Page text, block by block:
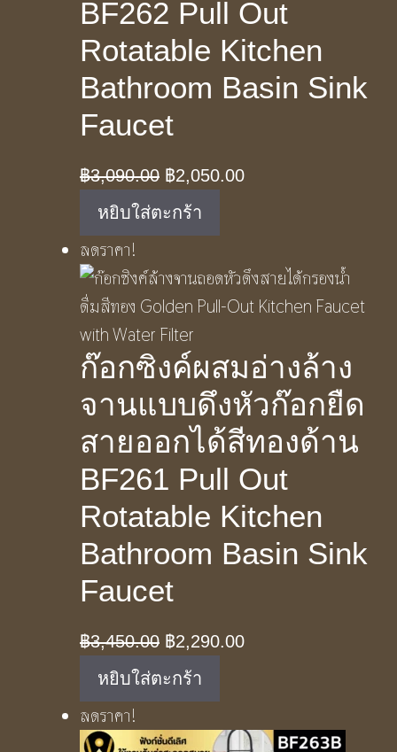
BF262 Pull Out
Rotatable Kitchen
Bathroom Basin Sink
Faucet
฿3,090.00 Original
price
was:
฿2,050.00Current
หยิบใส่ตะกร้า
ลดราคา!
ก๊อกซิงค์ผสมอ่างล้าง
จานแบบดึงหัวก๊อกยืด
สายออกได้สีทองด้าน
BF261 Pull Out
Rotatable Kitchen
Bathroom Basin Sink
Faucet
฿3,450.00 Original
price
was:
฿3,450.00.
฿2,290.00Current
฿2,290.00.
หยิบใส่ตะกร้า
ลดราคา!